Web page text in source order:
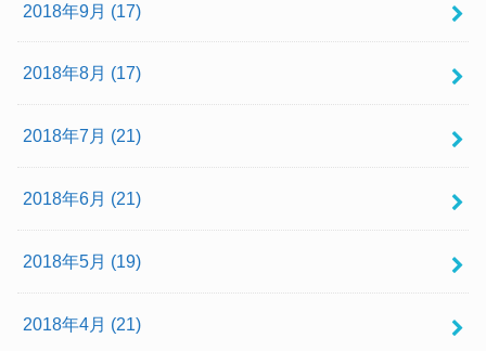
2018年9月 (17)
2018年8月 (17)
2018年7月 (21)
2018年6月 (21)
2018年5月 (19)
2018年4月 (21)